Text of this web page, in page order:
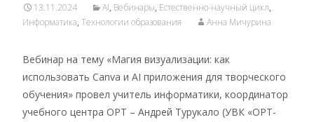
13.11.2024 AI, Вебинары, Естественно-научный цикл,
Информатика, Технологии образования Анна Мичурина
Вебинар на тему «Магия визуализации: как
использовать Canva и AI приложения для творческого
обучения» провел учитель информатики, координатор
учебного центра ОРТ – Андрей Турукало (УВК «ОРТ-